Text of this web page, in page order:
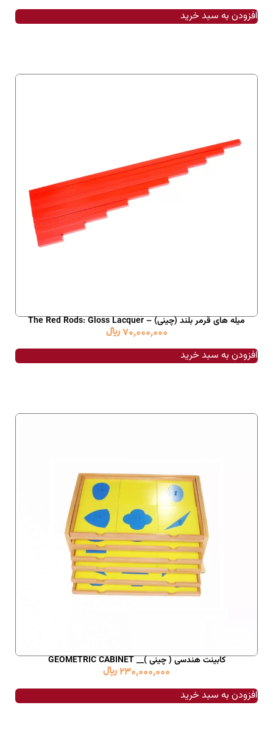
افزودن به سبد خرید
میله های قرمر بلند (چینی) – The Red Rods: Gloss Lacquer
70,000,000 ﷼
افزودن به سبد خرید
کابینت هندسی ( چینی )__ GEOMETRIC CABINET
230,000,000 ﷼
افزودن به سبد خرید